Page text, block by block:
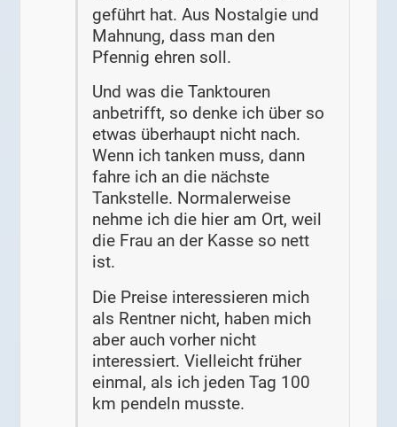
geführt hat. Aus Nostalgie und
Mahnung, dass man den
Pfennig ehren soll.
Und was die Tanktouren
anbetrifft, so denke ich über so
etwas überhaupt nicht nach.
Wenn ich tanken muss, dann
fahre ich an die nächste
Tankstelle. Normalerweise
nehme ich die hier am Ort, weil
die Frau an der Kasse so nett
ist.
Die Preise interessieren mich
als Rentner nicht, haben mich
aber auch vorher nicht
interessiert. Vielleicht früher
einmal, als ich jeden Tag 100
km pendeln musste.